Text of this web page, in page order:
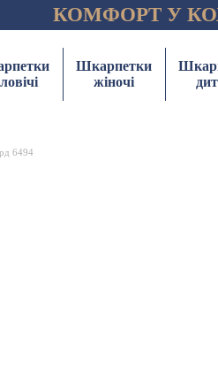
КОМФОРТ У
Шкарпетки
жіночі
6494